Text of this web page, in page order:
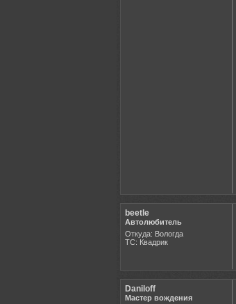
beetle
Автолюбитель
Откуда: Вологда
ТС: Квадрик
Daniloff
Мастер вождения